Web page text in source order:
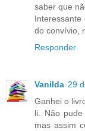
saber que
Interessante
do convívio,
Responder
Vanilda 29
Ganhei o
li. Não
mas assim